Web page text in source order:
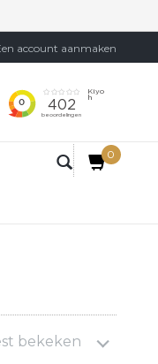
account aanmaken
0
bekeken